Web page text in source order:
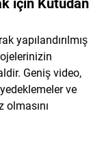
için Kutudan
yapılandırılmış
Geniş video,
ve
olmasını